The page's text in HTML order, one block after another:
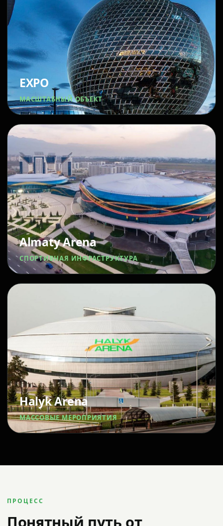
EXPO
МАСШТАБНЫЙ ОБЪЕКТ
Almaty Arena
СПОРТИВНАЯ ИНФРАСТРУКТУРА
Halyk Arena
МАССОВЫЕ МЕРОПРИЯТИЯ
ПРОЦЕСС
Понятный путь от